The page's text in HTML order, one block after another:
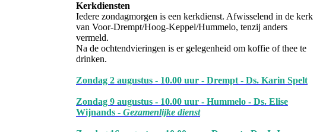
Kerkdiensten
Iedere zondagmorgen is een kerkdienst. Afwisselend in de kerk
van Voor-Drempt/Hoog-Keppel/Hummelo, tenzij anders
vermeld.
Na de ochtendvieringen is er gelegenheid om koffie of thee te
drinken.
Zondag 2 augustus - 10.00 uur - Drempt - Ds. Karin Spelt
Zondag 9 augustus - 10.00 uur - Hummelo - Ds. Elise
Wijnands - Gezamenlijke dienst